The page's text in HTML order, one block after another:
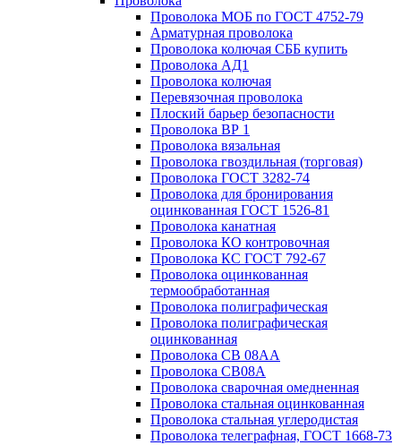
Проволока МОБ по ГОСТ 4752-79
Арматурная проволока
Проволока колючая СББ купить
Проволока АД1
Проволока колючая
Перевязочная проволока
Плоский барьер безопасности
Проволока ВР 1
Проволока вязальная
Проволока гвоздильная (торговая)
Проволока ГОСТ 3282-74
Проволока для бронирования
оцинкованная ГОСТ 1526-81
Проволока канатная
Проволока КО контровочная
Проволока КС ГОСТ 792-67
Проволока оцинкованная
термообработанная
Проволока полиграфическая
Проволока полиграфическая
оцинкованная
Проволока СВ 08АА
Проволока СВ08А
Проволока сварочная омедненная
Проволока стальная оцинкованная
Проволока стальная углеродистая
Проволока телеграфная, ГОСТ 1668-73